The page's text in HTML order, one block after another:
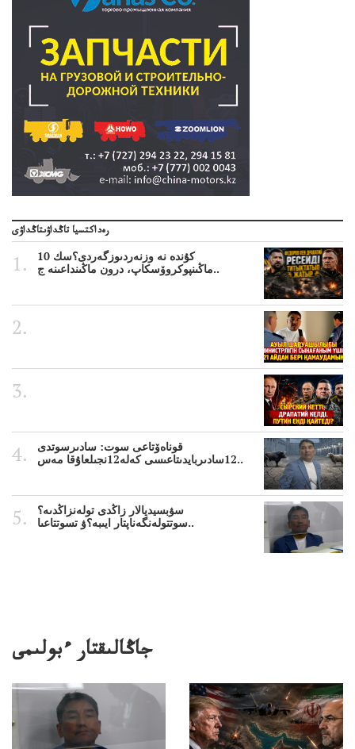
رەداكتسيا تاڭداۋىتاڭداۋى
10 كۇندە نە وزنەردىوزگەردى؟سك
ماڭىنپوكروۆسكاپ، درون ماڭىنداعىنە ج..
قوناەۆتاعى سوت: سادىرسوتدى
12سادىربايدىتاعىسى كەلە12نجىلعاۇقا مەس..
سۋبسيديالار زاڭدى تولەنزاڭدىە؟
سوتتولەنگەناپتار ايىبە؟ۋ تسوتتاعىا..
جاڭالىقتار ءبولىمى